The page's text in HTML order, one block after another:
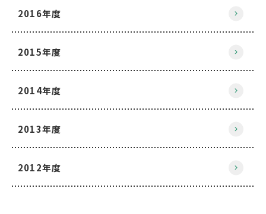
2016年度
2015年度
2014年度
2013年度
2012年度